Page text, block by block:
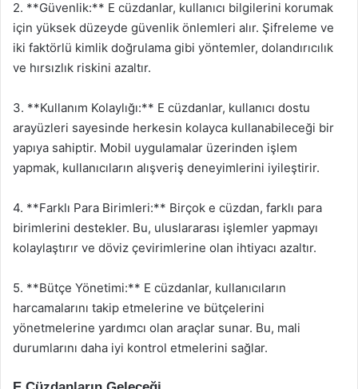
2. **Güvenlik:** E cüzdanlar, kullanıcı bilgilerini korumak
için yüksek düzeyde güvenlik önlemleri alır. Şifreleme ve
iki faktörlü kimlik doğrulama gibi yöntemler, dolandırıcılık
ve hırsızlık riskini azaltır.
3. **Kullanım Kolaylığı:** E cüzdanlar, kullanıcı dostu
arayüzleri sayesinde herkesin kolayca kullanabileceği bir
yapıya sahiptir. Mobil uygulamalar üzerinden işlem
yapmak, kullanıcıların alışveriş deneyimlerini iyileştirir.
4. **Farklı Para Birimleri:** Birçok e cüzdan, farklı para
birimlerini destekler. Bu, uluslararası işlemler yapmayı
kolaylaştırır ve döviz çevirimlerine olan ihtiyacı azaltır.
5. **Bütçe Yönetimi:** E cüzdanlar, kullanıcıların
harcamalarını takip etmelerine ve bütçelerini
yönetmelerine yardımcı olan araçlar sunar. Bu, mali
durumlarını daha iyi kontrol etmelerini sağlar.